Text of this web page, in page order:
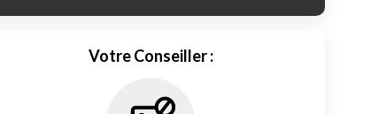
Votre Conseiller :